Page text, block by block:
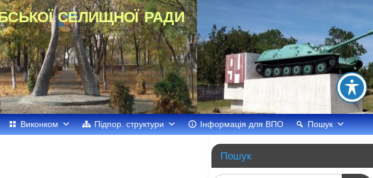
селищної ради
Виконком Підпор. структури Інформація для ВПО Пошук
Пошук